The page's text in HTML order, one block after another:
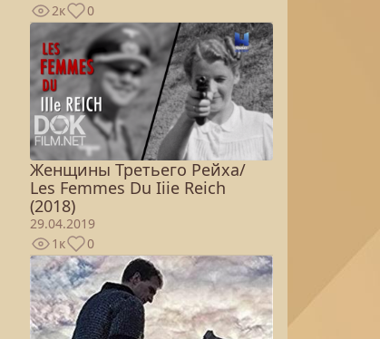
2к
0
Женщины Третьего Рейха/
Les Femmes Du Iiie Reich
(2018)
29.04.2019
1к
0